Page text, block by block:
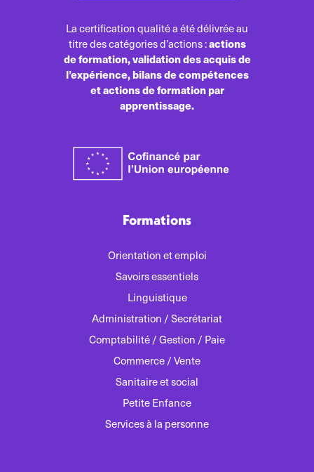
La certification qualité a été délivrée au
titre des catégories d’actions :actions
de formation, validation des acquis de
l’expérience, bilans de compétences
et actions de formation par
apprentissage.
Formations
Orientation et emploi
Savoirs essentiels
Linguistique
Administration / Secrétariat
Comptabilité / Gestion / Paie
Commerce / Vente
Sanitaire et social
Petite Enfance
Services à la personne